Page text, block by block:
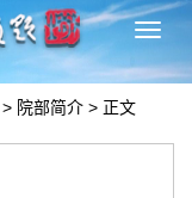
切
换
> 院部简介 > 正文